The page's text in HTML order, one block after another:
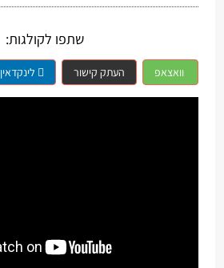
שתפו לקולגות:
וואצאפ העתק קישור לינקדאין